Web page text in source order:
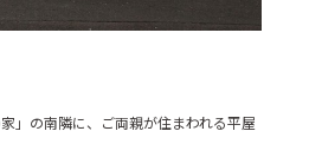
」の南隣に、ご両親が住まわれる平屋